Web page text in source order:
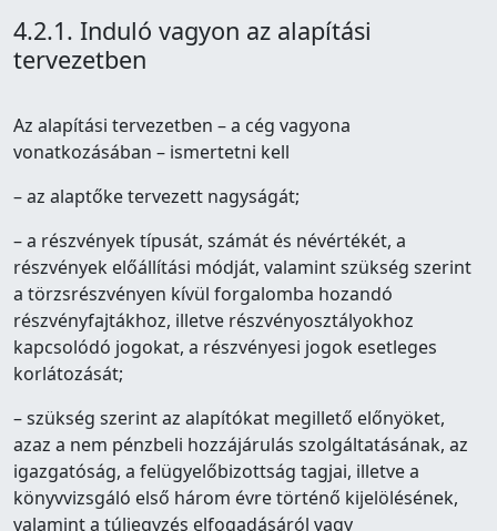
4.2.1. Induló vagyon az alapítási
tervezetben
Az alapítási tervezetben – a cég vagyona
vonatkozásában – ismertetni kell
– az alaptőke tervezett nagyságát;
– a részvények típusát, számát és névértékét, a
részvények előállítási módját, valamint szükség szerint
a törzsrészvényen kívül forgalomba hozandó
részvényfajtákhoz, illetve részvényosztályokhoz
kapcsolódó jogokat, a részvényesi jogok esetleges
korlátozását;
– szükség szerint az alapítókat megillető előnyöket,
azaz a nem pénzbeli hozzájárulás szolgáltatásának, az
igazgatóság, a felügyelőbizottság tagjai, illetve a
könyvvizsgáló első három évre történő kijelölésének,
valamint a túljegyzés elfogadásáról vagy